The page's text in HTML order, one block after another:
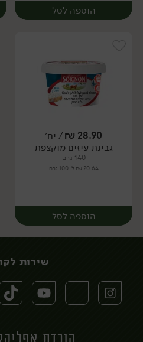
הוספה לסל
יח׳
28.90
₪/ יח׳
גבינת עיזים מוקצפת
140 גרם
20.64 ₪ ל-100 גרם
הוספה לסל
שירות